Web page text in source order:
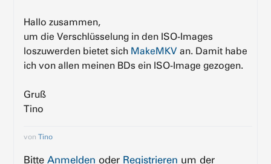
Hallo zusammen,
um die Verschlüsselung in den ISO-Images
loszuwerden bietet sich MakeMKV an. Damit habe
ich von allen meinen BDs ein ISO-Image gezogen.
Gruß
Tino
vonTino
BitteAnmelden oder Registrieren um der